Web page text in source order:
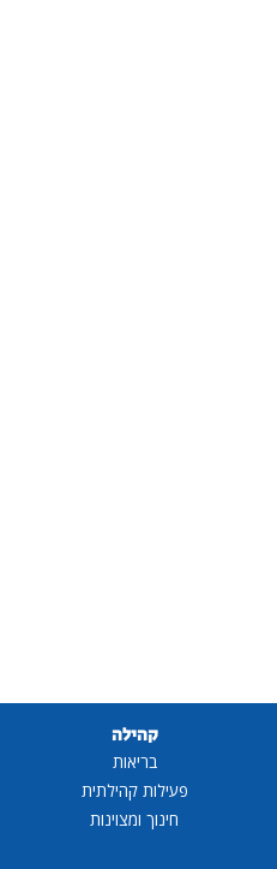
קהילה
בריאות
פעילות קהילתית
חינוך ומצוינות